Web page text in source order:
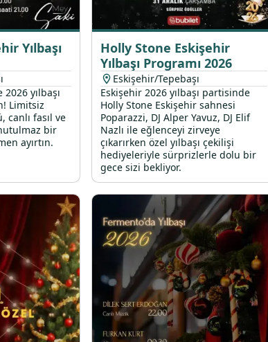
Yılbaşı
yılbaşı
Limitsiz
canlı fasıl ve
bir
ayırtın.
Holly Stone Eskişehir
Yılbaşı Programı 2026
Eskişehir/Tepebaşı
Eskişehir 2026 yılbaşı partisinde
Holly Stone Eskişehir sahnesi
Poparazzi, DJ Alper Yavuz, DJ Elif
Nazlı ile eğlenceyi zirveye
çıkarırken özel yılbaşı çekilişi
hediyeleriyle sürprizlerle dolu bir
gece sizi bekliyor.